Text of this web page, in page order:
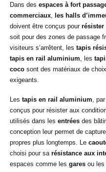
Dans des espaces à fort
commerciaux
les halls
doivent être conçus pour résister
soit pour des zones de passage
visiteurs s’arrêtent, les tapis
tapis en rail aluminium , les
coco sont des matériaux de
exigeants.
Les tapis en rail aluminium,
conçus pour résister aux
utilisés dans les entrées des
conception leur permet de
propres plus longtemps. Le
choisi pour sa résistance aux
espaces comme les gares ou les